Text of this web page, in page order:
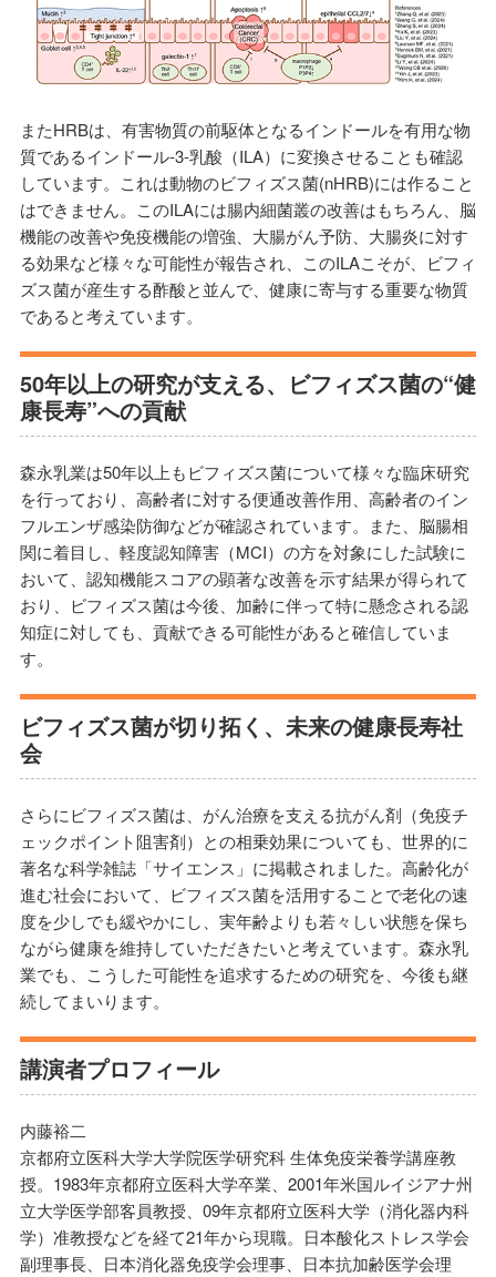
またHRBは、有害物質の前駆体となるインドールを有用な物
質であるインドール-3-乳酸（ILA）に変換させることも確認
しています。これは動物のビフィズス菌(nHRB)には作ること
はできません。このILAには腸内細菌叢の改善はもちろん、脳
機能の改善や免疫機能の増強、大腸がん予防、大腸炎に対す
る効果など様々な可能性が報告され、このILAこそが、ビフィ
ズス菌が産生する酢酸と並んで、健康に寄与する重要な物質
であると考えています。
50年以上の研究が支える、ビフィズス菌の“健
康長寿”への貢献
森永乳業は50年以上もビフィズス菌について様々な臨床研究
を行っており、高齢者に対する便通改善作用、高齢者のイン
フルエンザ感染防御などが確認されています。また、脳腸相
関に着目し、軽度認知障害（MCI）の方を対象にした試験に
おいて、認知機能スコアの顕著な改善を示す結果が得られて
おり、ビフィズス菌は今後、加齢に伴って特に懸念される認
知症に対しても、貢献できる可能性があると確信していま
す。
ビフィズス菌が切り拓く、未来の健康長寿社
会
さらにビフィズス菌は、がん治療を支える抗がん剤（免疫チ
ェックポイント阻害剤）との相乗効果についても、世界的に
著名な科学雑誌「サイエンス」に掲載されました。高齢化が
進む社会において、ビフィズス菌を活用することで老化の速
度を少しでも緩やかにし、実年齢よりも若々しい状態を保ち
ながら健康を維持していただきたいと考えています。森永乳
業でも、こうした可能性を追求するための研究を、今後も継
続してまいります。
講演者プロフィール
内藤裕二
京都府立医科大学大学院医学研究科 生体免疫栄養学講座教
授。1983年京都府立医科大学卒業、2001年米国ルイジアナ州
立大学医学部客員教授、09年京都府立医科大学（消化器内科
学）准教授などを経て21年から現職。日本酸化ストレス学会
副理事長、日本消化器免疫学会理事、日本抗加齢医学会理